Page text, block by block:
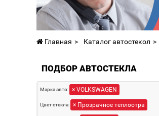
Главная Каталог автостекол
ПОДБОР АВТОСТЕКЛА
Марка авто: × VOLKSWAGEN
Цвет стекла: × Прозрачное теплоотра